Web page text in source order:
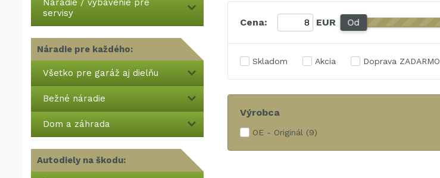
Náradie / vybavenie pre
servisy
Náradie pre každého:
Všetko pre garáž aj dielňu
Bežné náradie
Dom a záhrada
Autodiely na škodu:
Cena: EUR Od
Skladom Akcia Doprava ZADARMO
Výrobca
OE - Originál (9)